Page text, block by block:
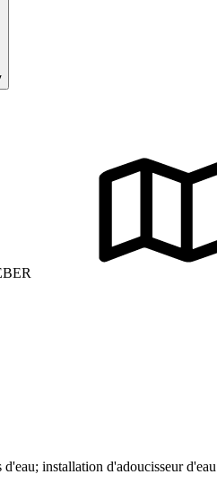
installation d'adoucisseur d'eau